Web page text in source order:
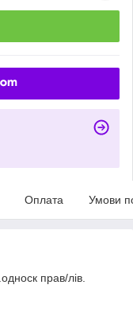
Оплата Умови
прав/лів.